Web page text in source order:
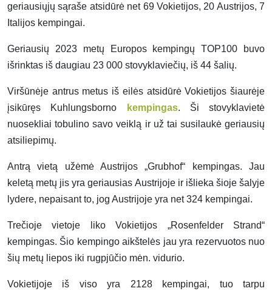
geriausiųjų sąraše atsidūrė net 69 Vokietijos, 20 Austrijos, 7
Italijos kempingai.
Geriausių 2023 metų Europos kempingų TOP100 buvo
išrinktas iš daugiau 23 000 stovyklaviečių, iš 44 šalių.
Viršūnėje antrus metus iš eilės atsidūrė Vokietijos šiaurėje
įsikūręs Kuhlungsborno
kempingas. Ši stovyklavietė
nuosekliai tobulino savo veiklą ir už tai susilaukė geriausių
atsiliepimų.
Antrą vietą užėmė Austrijos „Grubhof“ kempingas. Jau
keletą metų jis yra geriausias Austrijoje ir išlieka šioje šalyje
lydere, nepaisant to, jog Austrijoje yra net 324 kempingai.
Trečioje vietoje liko Vokietijos „Rosenfelder Strand“
kempingas. Šio kempingo aikštelės jau yra rezervuotos nuo
šių metų liepos iki rugpjūčio mėn. vidurio.
Vokietijoje iš viso yra 2128 kempingai, tuo tarpu